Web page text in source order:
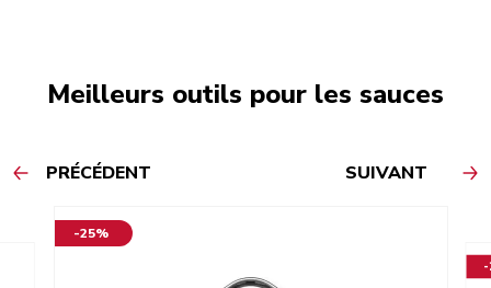
Meilleurs outils pour les sauces
PRÉCÉDENT SUIVANT
-25%
-